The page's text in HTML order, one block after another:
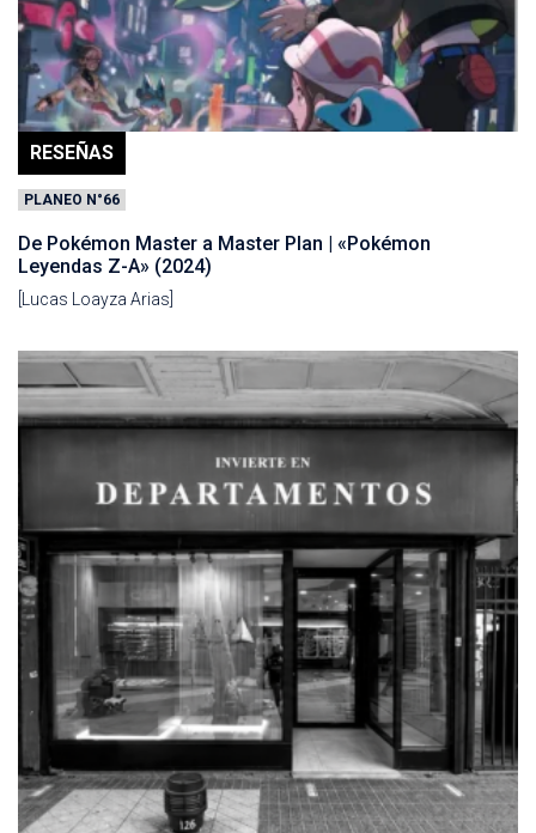
RESEÑAS
PLANEO N°66
De Pokémon Master a Master Plan | «Pokémon
Leyendas Z-A» (2024)
[Lucas Loayza Arias]